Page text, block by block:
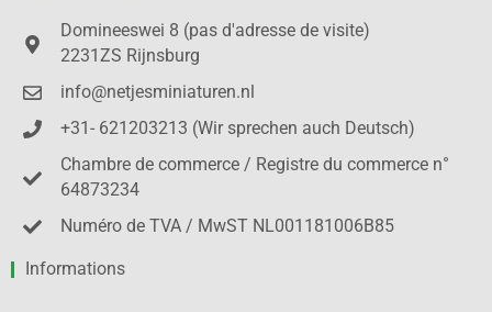
Domineeswei 8 (pas d'adresse de visite)
2231ZS Rijnsburg
info@netjesminiaturen.nl
+31- 621203213 (Wir sprechen auch Deutsch)
Chambre de commerce / Registre du commerce n°
64873234
Numéro de TVA / MwST NL001181006B85
Informations